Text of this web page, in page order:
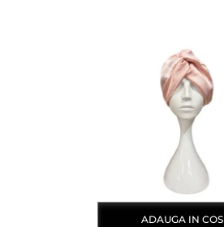
ADAUGA IN COS